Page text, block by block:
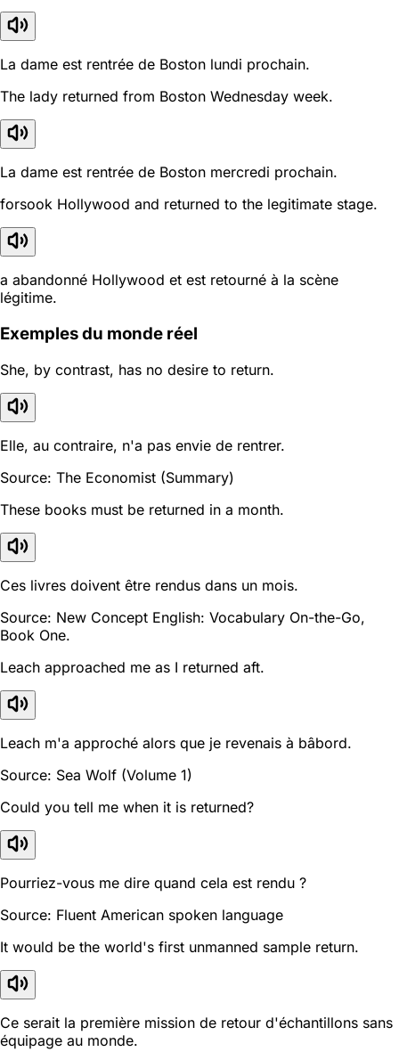
La dame est rentrée de Boston lundi prochain.
The lady returned from Boston Wednesday week.
La dame est rentrée de Boston mercredi prochain.
forsook Hollywood and returned to the legitimate stage.
a abandonné Hollywood et est retourné à la scène
légitime.
Exemples du monde réel
She, by contrast, has no desire to return.
Elle, au contraire, n'a pas envie de rentrer.
Source: The Economist (Summary)
These books must be returned in a month.
Ces livres doivent être rendus dans un mois.
Source: New Concept English: Vocabulary On-the-Go,
Book One.
Leach approached me as I returned aft.
Leach m'a approché alors que je revenais à bâbord.
Source: Sea Wolf (Volume 1)
Could you tell me when it is returned?
Pourriez-vous me dire quand cela est rendu ?
Source: Fluent American spoken language
It would be the world's first unmanned sample return.
Ce serait la première mission de retour d'échantillons sans
équipage au monde.